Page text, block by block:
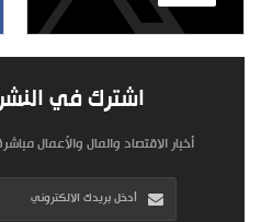
اشترك في
أخبار الاقتصاد والمال والأعمال